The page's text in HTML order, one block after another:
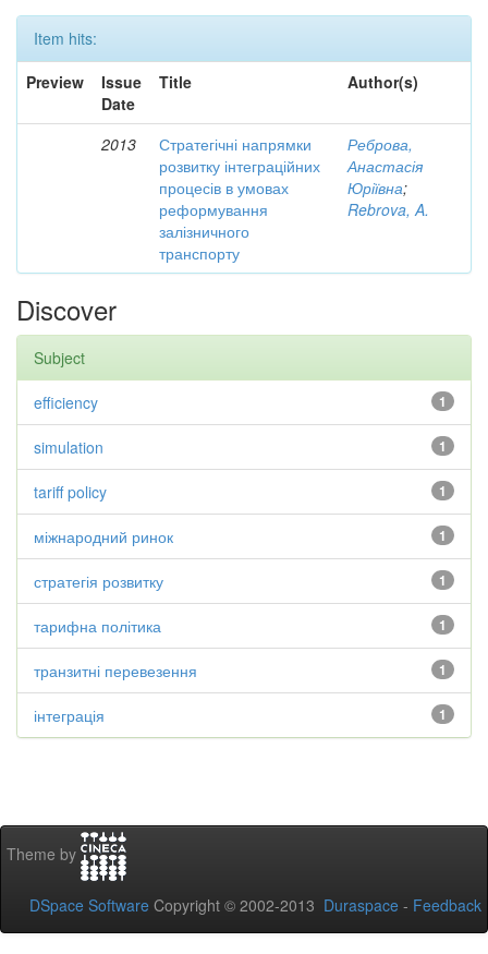
Item hits:
Preview
Issue
Date
Title Author(s)
2013
Стратегічні напрямки
розвитку інтеграційних
процесів в умовах
реформування
залізничного
транспорту
Реброва,
Анастасія
Юріївна;
Rebrova, A.
Discover
Subject
1
efficiency
1
simulation
1
tariff policy
1
міжнародний ринок
1
стратегія розвитку
1
тарифна політика
1
транзитні перевезення
1
інтеграція
Theme by
DSpace Software Copyright © 2002-2013 Duraspace - Feedback